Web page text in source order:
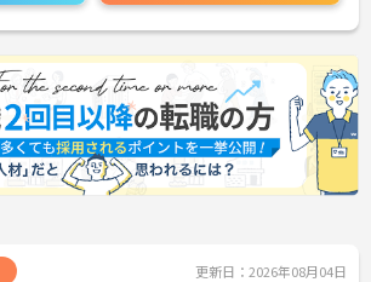
更新日：2026年08月04日